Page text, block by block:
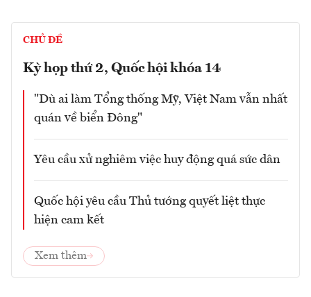
CHỦ ĐỀ
Kỳ họp thứ 2, Quốc hội khóa 14
"Dù ai làm Tổng thống Mỹ, Việt Nam vẫn nhất
quán về biển Đông"
Yêu cầu xử nghiêm việc huy động quá sức dân
Quốc hội yêu cầu Thủ tướng quyết liệt thực
hiện cam kết
Xem thêm